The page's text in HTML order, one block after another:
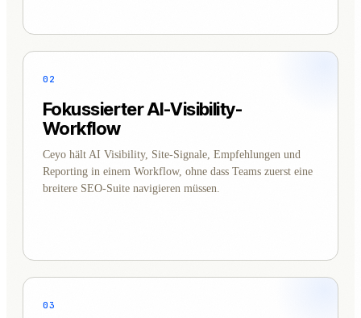
02
Fokussierter AI-Visibility-
Workflow
Ceyo hält AI Visibility, Site-Signale, Empfehlungen und
Reporting in einem Workflow, ohne dass Teams zuerst eine
breitere SEO-Suite navigieren müssen.
03